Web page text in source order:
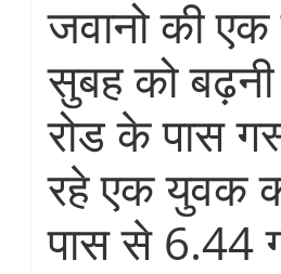
जवानो की
सुबह को
रोड के पास
रहे एक युवक
पास से 6.44